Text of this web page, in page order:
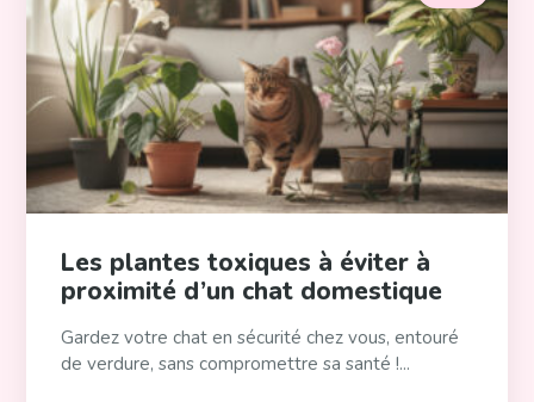
Les plantes toxiques à éviter à
proximité d’un chat domestique
Gardez votre chat en sécurité chez vous, entouré
de verdure, sans compromettre sa santé !...